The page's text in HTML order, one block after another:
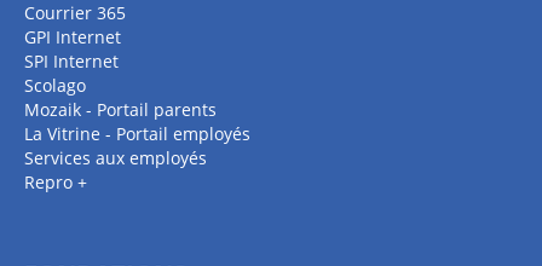
Courrier 365
GPI Internet
SPI Internet
Scolago
Mozaik - Portail parents
La Vitrine - Portail employés
Services aux employés
Repro +